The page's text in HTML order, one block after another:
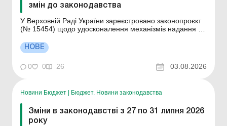
змін до законодавства
У Верховній Раді України зареєстровано законопроєкт
(№ 15454) щодо удосконалення механізмів надання та
проведення аукціонів (електронних торгів) та на умовах
угоди про розподіл продукції (УРП). Документ
напрацьований народними депутатами України
&mdash...
НОВЕ
0 0 26 03.08.2026
Новини Бюджет | Бюджет. Новини законодавства
Зміни в законодавстві з 27 по 31 липня 2026
року